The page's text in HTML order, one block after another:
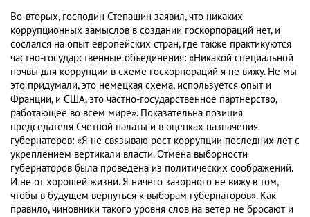
Во-вторых, господин Степашин заявил, что никаких
коррупционных замыслов в создании госкорпораций нет, и
сослался на опыт европейских стран, где также практикуются
частно-государственные объединения: «Никакой специальной
почвы для коррупции в схеме госкорпораций я не вижу. Не мы
это придумали, это немецкая схема, используется опыт и
Франции, и США, это частно-государственное партнерство,
работающее во всем мире». Показательна позиция
председателя Счетной палаты и в оценках назначения
губернаторов: «Я не связываю рост коррупции последних лет с
укреплением вертикали власти. Отмена выборности
губернаторов была проведена из политических соображений.
И не от хорошей жизни. Я ничего зазорного не вижу в том,
чтобы в будущем вернуться к выборам губернаторов». Как
правило, чиновники такого уровня слов на ветер не бросают и